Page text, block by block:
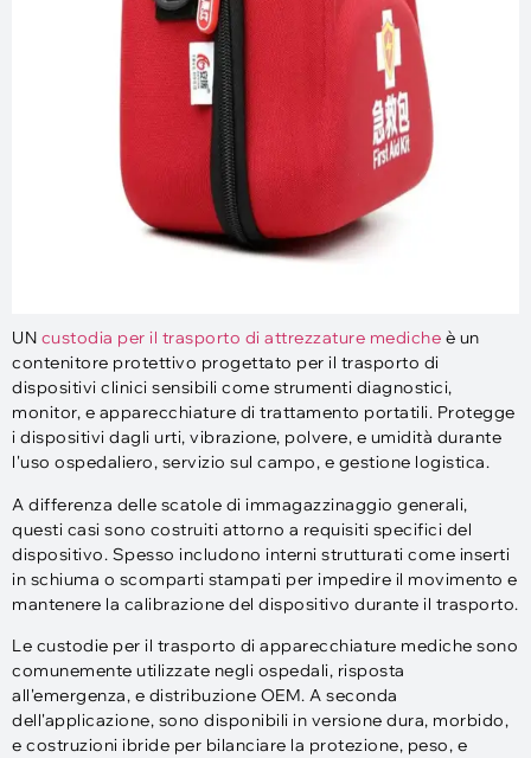
UN custodia per il trasporto di attrezzature mediche è un
contenitore protettivo progettato per il trasporto di
dispositivi clinici sensibili come strumenti diagnostici,
monitor, e apparecchiature di trattamento portatili. Protegge
i dispositivi dagli urti, vibrazione, polvere, e umidità durante
l'uso ospedaliero, servizio sul campo, e gestione logistica.
A differenza delle scatole di immagazzinaggio generali,
questi casi sono costruiti attorno a requisiti specifici del
dispositivo. Spesso includono interni strutturati come inserti
in schiuma o scomparti stampati per impedire il movimento e
mantenere la calibrazione del dispositivo durante il trasporto.
Le custodie per il trasporto di apparecchiature mediche sono
comunemente utilizzate negli ospedali, risposta
all'emergenza, e distribuzione OEM. A seconda
dell'applicazione, sono disponibili in versione dura, morbido,
e costruzioni ibride per bilanciare la protezione, peso, e